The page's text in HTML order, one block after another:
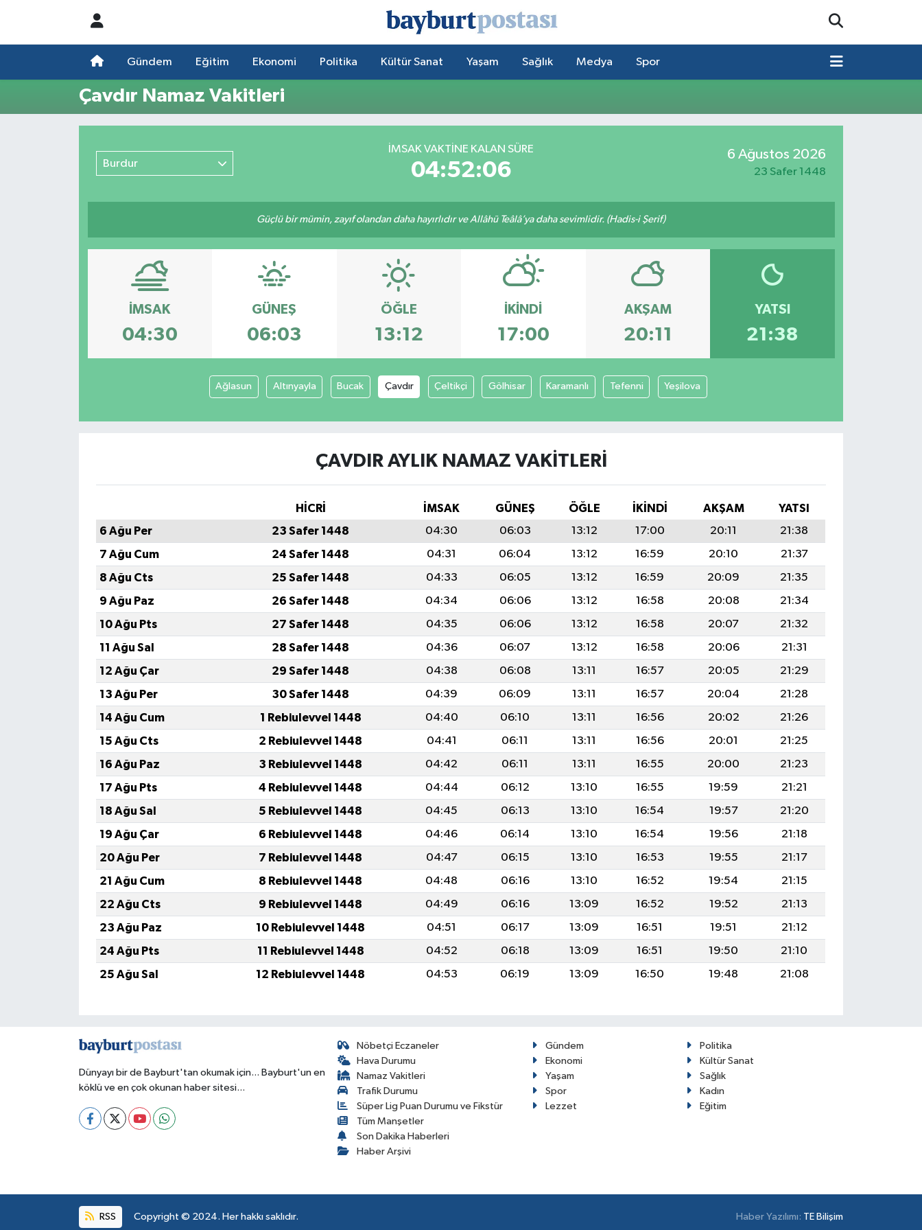
Gündem Eğitim Ekonomi Politika Kültür Sanat Yaşam Sağlık Medya Spor
Çavdır Namaz Vakitleri
Burdur
İMSAK VAKTİNE KALAN SÜRE
04:52:06
6 Ağustos 2026
23 Safer 1448
Güçlü bir mümin, zayıf olandan daha hayırlıdır ve Allâhü Teâlâ’ya daha sevimlidir. (Hadis-i Şerif)
İMSAK
04:30
GÜNEŞ
06:03
ÖĞLE
13:12
İKINDI
17:00
AKŞAM
20:11
YATSI
21:38
Ağlasun Altınyayla Bucak Çavdır Çeltikçi Gölhisar Karamanlı Tefenni Yeşilova
ÇAVDIR AYLIK NAMAZ VAKITLERI
HİCRİ İMSAK GÜNEŞ ÖĞLE İKINDI AKŞAM
YATSI
6 Ağu Per
23 Safer 1448 04:30 06:03 13:12 17:00 20:11
21:38
7 Ağu Cum
24 Safer 1448 04:31 06:04 13:12 16:59 20:10
21:37
8 Ağu Cts
25 Safer 1448 04:33 06:05 13:12 16:59 20:09
21:35
9 Ağu Paz
26 Safer 1448 04:34 06:06 13:12 16:58 20:08
21:34
10 Ağu Pts
27 Safer 1448 04:35 06:06 13:12 16:58 20:07
21:32
11 Ağu Sal
28 Safer 1448 04:36 06:07 13:12 16:58 20:06
21:31
12 Ağu Çar
29 Safer 1448 04:38 06:08 13:11 16:57 20:05
21:29
13 Ağu Per
30 Safer 1448 04:39 06:09 13:11 16:57 20:04
21:28
14 Ağu Cum
1 Rebiulevvel 1448 04:40 06:10 13:11 16:56 20:02
21:26
15 Ağu Cts
2 Rebiulevvel 1448 04:41 06:11 13:11 16:56 20:01
21:25
16 Ağu Paz
3 Rebiulevvel 1448 04:42 06:11 13:11 16:55 20:00
21:23
17 Ağu Pts
4 Rebiulevvel 1448 04:44 06:12 13:10 16:55 19:59
21:21
18 Ağu Sal
5 Rebiulevvel 1448 04:45 06:13 13:10 16:54 19:57
21:20
19 Ağu Çar
6 Rebiulevvel 1448 04:46 06:14 13:10 16:54 19:56
21:18
20 Ağu Per
7 Rebiulevvel 1448 04:47 06:15 13:10 16:53 19:55
21:17
21 Ağu Cum
8 Rebiulevvel 1448 04:48 06:16 13:10 16:52 19:54
21:15
22 Ağu Cts
9 Rebiulevvel 1448 04:49 06:16 13:09 16:52 19:52
21:13
23 Ağu Paz
10 Rebiulevvel 1448 04:51 06:17 13:09 16:51 19:51
21:12
24 Ağu Pts
11 Rebiulevvel 1448 04:52 06:18 13:09 16:51 19:50
21:10
25 Ağu Sal
12 Rebiulevvel 1448 04:53 06:19 13:09 16:50 19:48 21:08
Dünyayı bir de Bayburt'tan okumak için... Bayburt'un en
köklü ve en çok okunan haber sitesi...
Nöbetçi Eczaneler
Hava Durumu
Namaz Vakitleri
Trafik Durumu
Süper Lig Puan Durumu ve Fikstür
Tüm Manşetler
Son Dakika Haberleri
Haber Arşivi
Gündem
Politika
Ekonomi
Kültür Sanat
Yaşam
Sağlık
Spor
Kadın
Lezzet
Eğitim
RSS Copyright © 2024. Her hakkı saklıdır. Haber Yazılımı: TE Bilişim
Hava Durumu
Trafik Durumu
Son Dakika Haberleri